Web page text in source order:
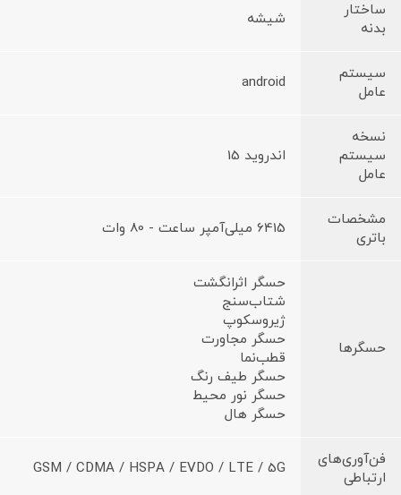
ساختار
بدنه
شیشه
سیستم
عامل
android
نسخه
سیستم
عامل
اندروید 15
مشخصات
باتری
6415 میلی‌آمپر ساعت - 80 وات
حسگرها
حسگر اثرانگشت
شتاب‌سنج
ژیروسکوپ
حسگر مجاورت
قطب‌نما
حسگر طیف رنگ
حسگر نور محیط
حسگر هال
فن‌آوری‌های
ارتباطی
GSM / CDMA / HSPA / EVDO / LTE / 5G